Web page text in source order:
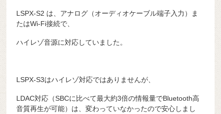
LSPX-S2 は、アナログ（オーディオケーブル端子入力）ま
たはWi-Fi接続で、
ハイレゾ音源に対応していました。
LSPX-S3はハイレゾ対応ではありませんが、
LDAC対応（SBCに比べて最大約3倍の情報量でBluetooth高
音質再生が可能）は、変わっていなかったので安心しまし